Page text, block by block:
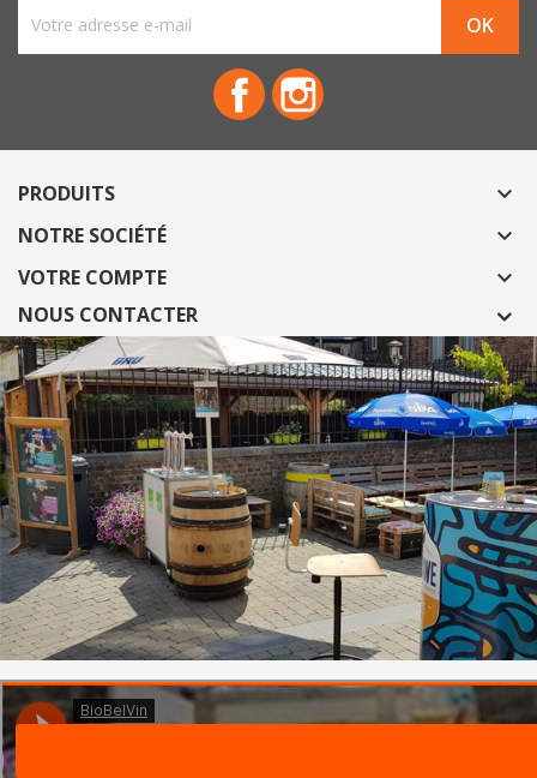
Facebook
PRODUITS 
NOTRE SOCIÉTÉ 
VOTRE COMPTE 
NOUS CONTACTER